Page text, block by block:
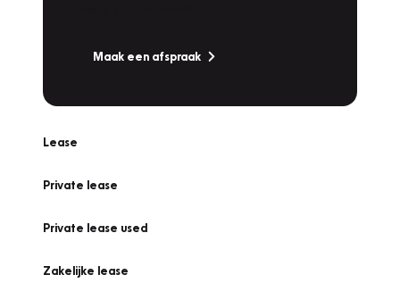
Maak een afspraak
Lease
Private lease
Private lease used
Zakelijke lease